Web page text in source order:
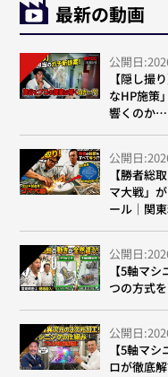
最新の動画
公開日
【隠し撮
なHP施策
響くのか…
公開日
【勝者総
マ大戦」
ール｜関
公開日
【5軸マ
つの方式
公開日
【5軸マ
ロが徹底